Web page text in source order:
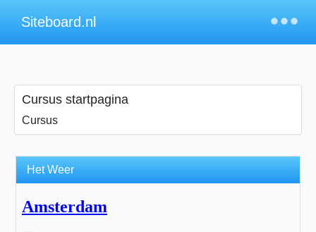
×
Siteboard.nl
Cursus startpagina
Cursus
Het Weer